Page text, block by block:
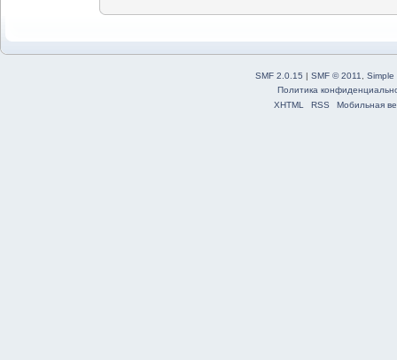
SMF 2.0.15 | SMF © 2011
Simple
Политика
XHTML
RSS Мобильная